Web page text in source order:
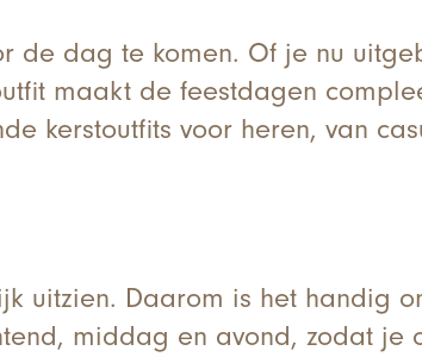
de dag te komen. Of je nu
maakt de feestdagen
kerstoutfits voor heren, van
uitzien. Daarom is het handig
middag en avond, zodat je